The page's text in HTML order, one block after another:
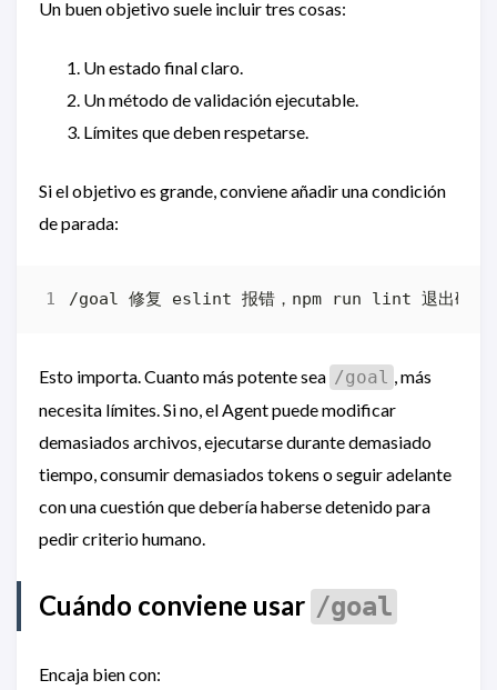
Un buen objetivo suele incluir tres cosas:
Un estado final claro.
Un método de validación ejecutable.
Límites que deben respetarse.
Si el objetivo es grande, conviene añadir una condición
de parada:
Esto importa. Cuanto más potente sea /goal , más
necesita límites. Si no, el Agent puede modificar
demasiados archivos, ejecutarse durante demasiado
tiempo, consumir demasiados tokens o seguir adelante
con una cuestión que debería haberse detenido para
pedir criterio humano.
Cuándo conviene usar /goal
Encaja bien con: